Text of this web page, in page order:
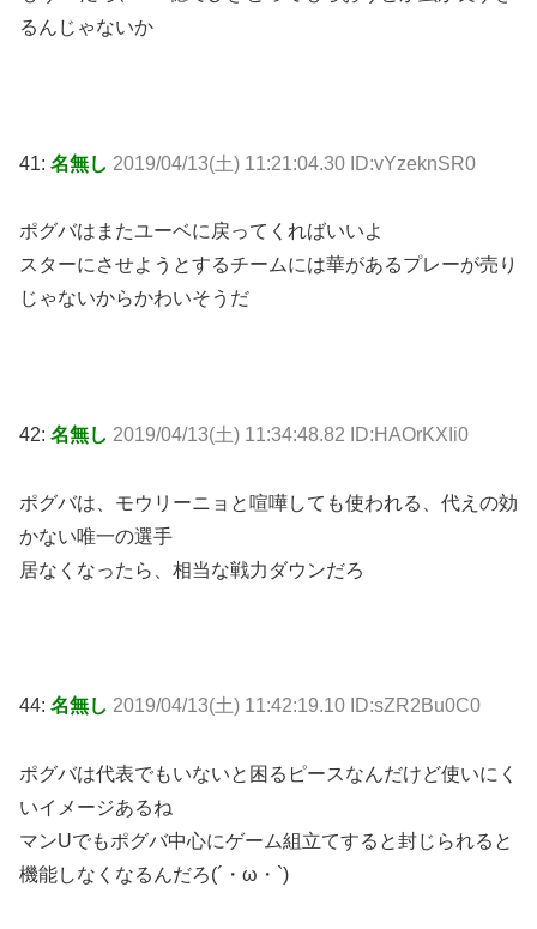
るんじゃないか
41: 名無し 2019/04/13(土) 11:21:04.30 ID:vYzeknSR0
ポグバはまたユーベに戻ってくればいいよ
スターにさせようとするチームには華があるプレーが売り
じゃないからかわいそうだ
42: 名無し 2019/04/13(土) 11:34:48.82 ID:HAOrKXIi0
ポグバは、モウリーニョと喧嘩しても使われる、代えの効
かない唯一の選手
居なくなったら、相当な戦力ダウンだろ
44: 名無し 2019/04/13(土) 11:42:19.10 ID:sZR2Bu0C0
ポグバは代表でもいないと困るピースなんだけど使いにく
いイメージあるね
マンUでもポグバ中心にゲーム組立てすると封じられると
機能しなくなるんだろ(´・ω・`)